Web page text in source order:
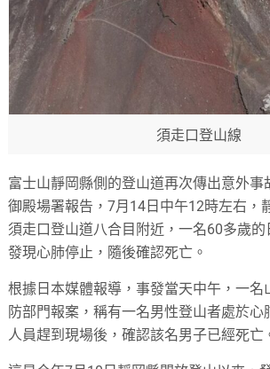
須走口登山線
富士山靜岡縣側的登山道再次傳出意外事
御殿場署報告，7月14日中午12時左右，
須走口登山道八合目附近，一名60多歲
發現心肺停止，隨後確認死亡。
根據日本媒體報導，事發當天中午，一名
防部門報案，稱有一名男性登山者處於心
人員趕到現場後，確認該名男子已經死亡